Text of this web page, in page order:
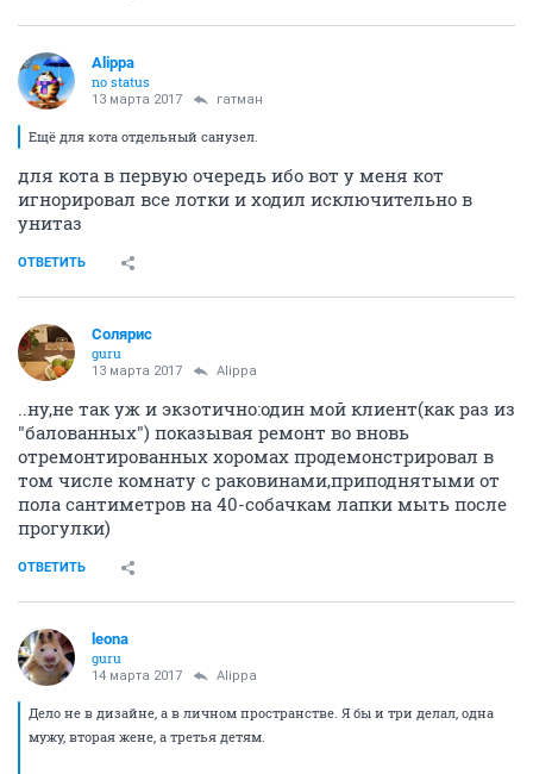
Alippa
no status
13 марта 2017 гатман
Ещё для кота отдельный санузел.
для кота в первую очередь ибо вот у меня кот
игнорировал все лотки и ходил исключительно в
унитаз
ОТВЕТИТЬ
Солярис
guru
13 марта 2017 Alippa
..ну,не так уж и экзотично:один мой клиент(как раз из
"балованных") показывая ремонт во вновь
отремонтированных хоромах продемонстрировал в
том числе комнату с раковинами,приподнятыми от
пола сантиметров на 40-собачкам лапки мыть после
прогулки)
ОТВЕТИТЬ
leona
guru
14 марта 2017 Alippa
Дело не в дизайне, а в личном пространстве. Я бы и три делал, одна
мужу, вторая жене, а третья детям.